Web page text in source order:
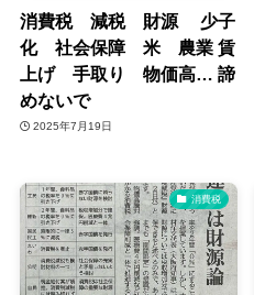
消費税 減税 財源 少子
化 社会保障 米 農業 賃
上げ 手取り 物価高… 諦
めないで
2025年7月19日
消費税